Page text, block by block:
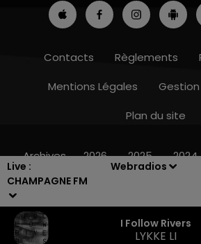
Live :
CHAMPAGNE FM
Webradios
I Follow Rivers
LYKKE LI
7h00 - 12h00
Contacts Règlements
Mentions Légales
Plan du site
Archives 2026 2025 2024